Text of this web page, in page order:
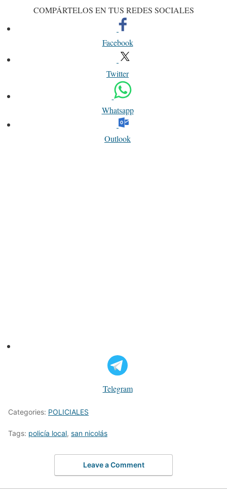
COMPÁRTELOS EN TUS REDES SOCIALES
Facebook
Twitter
Whatsapp
Outlook
Telegram
Categories: POLICIALES
Tags: policía local, san nicolás
Leave a Comment